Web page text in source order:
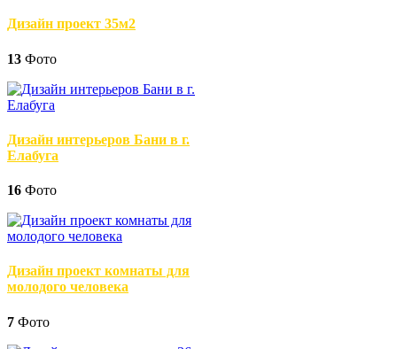
Дизайн проект 35м2
13 Фото
Дизайн интерьеров Бани в г.
Елабуга
16 Фото
Дизайн проект комнаты для
молодого человека
7 Фото